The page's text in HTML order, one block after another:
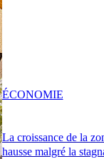
La croissance de la
hausse malgré la
ÉCONOMIE